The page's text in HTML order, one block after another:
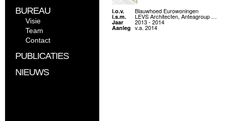
BUREAU
Visie
Team
Contact
PUBLICATIES
NIEUWS
i.o.v. Blauwhoed Eurowoningen
i.s.m. LEVS Architecten, Anteagroup …
Jaar 2013 - 2014
Aanleg v.a. 2014